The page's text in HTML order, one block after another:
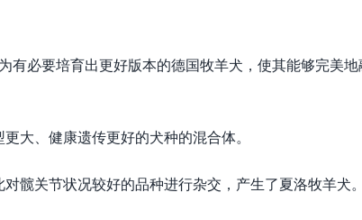
有必要培育出更好版本的德国牧羊犬，使其能够完美地
大、健康遗传更好的犬种的混合体。
髋关节状况较好的品种进行杂交，产生了夏洛牧羊犬。